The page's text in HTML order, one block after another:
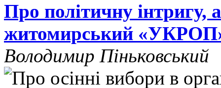
Про політичну інтригу,
житомирський
Володимир Піньковський